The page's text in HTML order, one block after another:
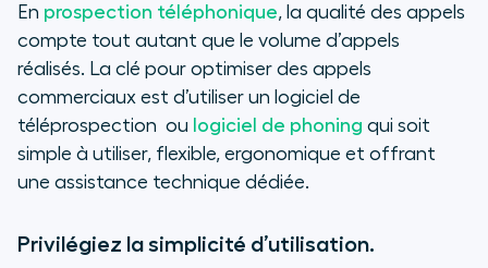
En prospection téléphonique, la qualité des appels
compte tout autant que le volume d’appels
réalisés. La clé pour optimiser des appels
commerciaux est d’utiliser un logiciel de
téléprospection ou logiciel de phoning qui soit
simple à utiliser, flexible, ergonomique et offrant
une assistance technique dédiée.
Privilégiez la simplicité d’utilisation.